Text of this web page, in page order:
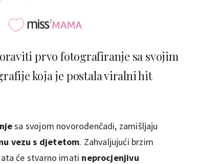
prvo fotografiranje sa svojim
koja je postala viralni hit
sa svojom novorođenčadi, zamišljaju
vezu s djetetom. Zahvaljujući brzim
će stvarno imati neprocjenjivu